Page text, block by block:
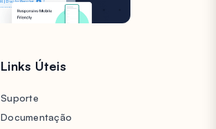
Links Úteis
Suporte
Documentação